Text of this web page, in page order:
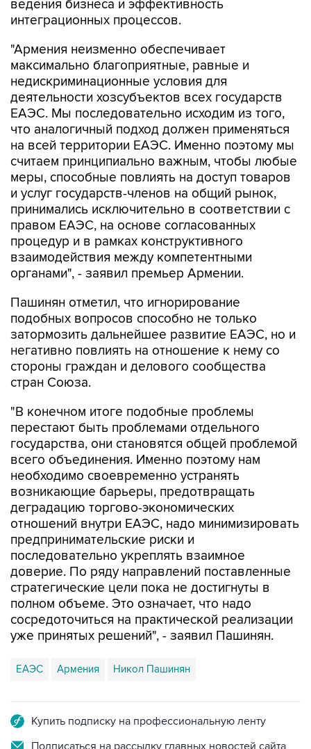
"Армения неизменно обеспечивает
недискриминационные условия для
деятельности хозсубъектов всех государств
ЕАЭС. Мы последовательно исходим из того,
что аналогичный подход должен применяться
на всей территории ЕАЭС. Именно поэтому мы
считаем принципиально важным, чтобы любые
меры, способные повлиять на доступ товаров
и услуг государств-членов на общий рынок,
принимались исключительно в соответствии с
правом ЕАЭС, на основе согласованных
процедур и в рамках конструктивного
взаимодействия между компетентными
органами", - заявил премьер Армении.
Пашинян отметил, что игнорирование
затормозить дальнейшее развитие ЕАЭС, но и
негативно повлиять на отношение к нему со
стороны граждан и делового сообщества
стран Союза.
"В конечном итоге подобные проблемы
государства, они становятся общей проблемой
всего объединения. Именно поэтому нам
необходимо своевременно устранять
возникающие барьеры, предотвращать
деградацию торгово-экономических
отношений внутри ЕАЭС, надо минимизировать
предпринимательские риски и
последовательно укреплять взаимное
доверие. По ряду направлений поставленные
стратегические цели пока не достигнуты в
полном объеме. Это означает, что надо
сосредоточиться на практической реализации
уже принятых решений", - заявил Пашинян.
ЕАЭС Армения Никол Пашинян
Подписаться на рассылку главных новостей сайта
Получать оперативные новости в официальном